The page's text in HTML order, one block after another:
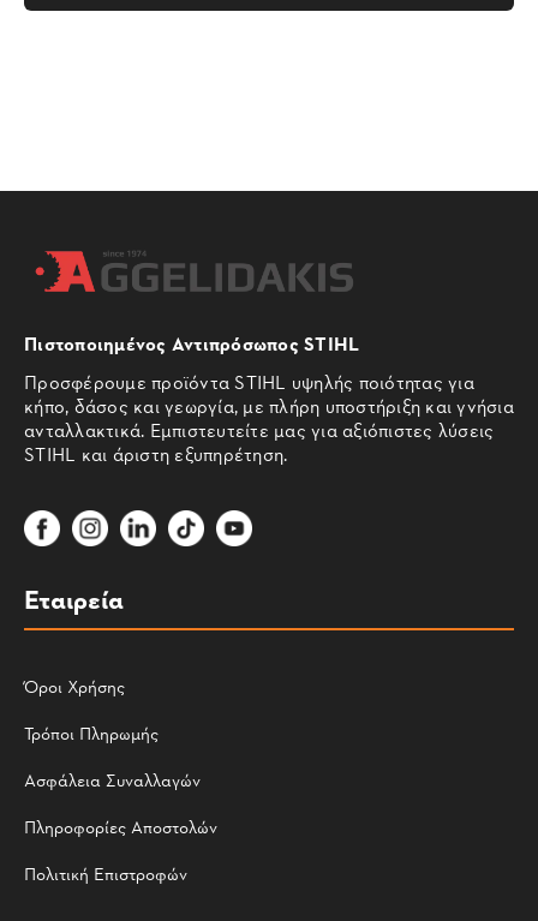
Πιστοποιημένος Αντιπρόσωπος STIHL
Προσφέρουμε προϊόντα STIHL υψηλής ποιότητας για
κήπο, δάσος και γεωργία, με πλήρη υποστήριξη και γνήσια
ανταλλακτικά. Εμπιστευτείτε μας για αξιόπιστες λύσεις
STIHL και άριστη εξυπηρέτηση.
Εταιρεία
Όροι Χρήσης
Τρόποι Πληρωμής
Ασφάλεια Συναλλαγών
Πληροφορίες Αποστολών
Πολιτική Επιστροφών